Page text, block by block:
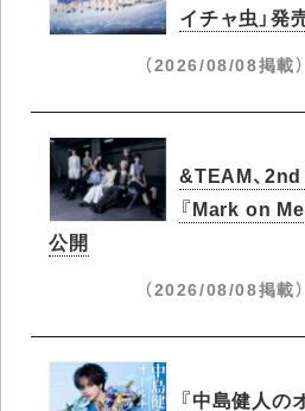
イチャ虫」発
（2026/08/08掲載）
&TEAM、2nd
『Mark on
公開
（2026/08/08掲載）
『中島健人